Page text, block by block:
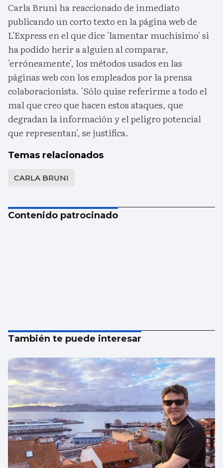
Carla Bruni ha reaccionado de inmediato
publicando un corto texto en la página web de
L'Express en el que dice 'lamentar muchísimo' si
ha podido herir a alguien al comparar,
'erróneamente', los métodos usados en las
páginas web con los empleados por la prensa
colaboracionista. 'Sólo quise referirme a todo el
mal que creo que hacen estos ataques, que
degradan la información y el peligro potencial
que representan', se justifica.
Temas relacionados
CARLA BRUNI
Contenido patrocinado
También te puede interesar